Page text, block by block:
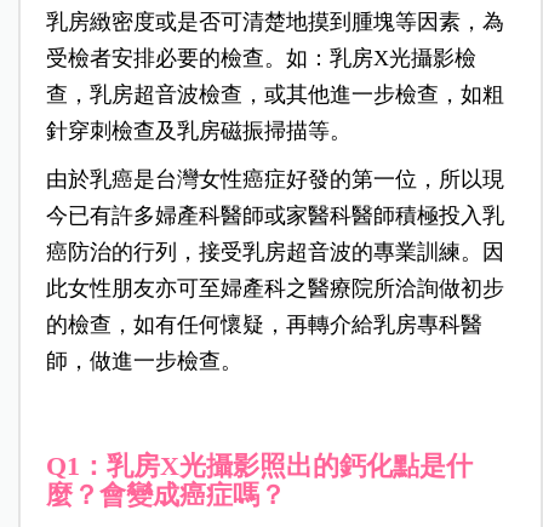
乳房緻密度或是否可清楚地摸到腫塊等因素，為
受檢者安排必要的檢查。如：乳房X光攝影檢
查，乳房超音波檢查，或其他進一步檢查，如粗
針穿刺檢查及乳房磁振掃描等。
由於乳癌是台灣女性癌症好發的第一位，所以現
今已有許多婦產科醫師或家醫科醫師積極投入乳
癌防治的行列，接受乳房超音波的專業訓練。因
此女性朋友亦可至婦產科之醫療院所洽詢做初步
的檢查，如有任何懷疑，再轉介給乳房專科醫
師，做進一步檢查。
Q1：乳房X光攝影照出的鈣化點是什
麼？會變成癌症嗎？